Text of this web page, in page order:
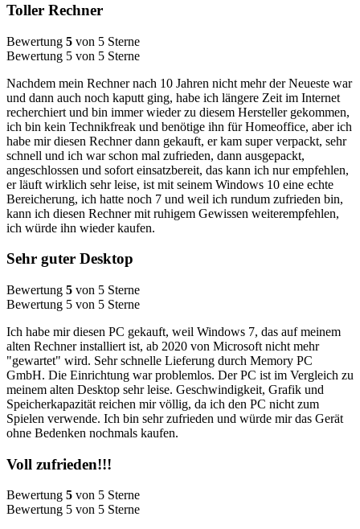
Toller Rechner
Bewertung 5 von 5 Sterne
Bewertung 5 von 5 Sterne
Nachdem mein Rechner nach 10 Jahren nicht mehr der Neueste war
und dann auch noch kaputt ging, habe ich längere Zeit im Internet
recherchiert und bin immer wieder zu diesem Hersteller gekommen,
ich bin kein Technikfreak und benötige ihn für Homeoffice, aber ich
habe mir diesen Rechner dann gekauft, er kam super verpackt, sehr
schnell und ich war schon mal zufrieden, dann ausgepackt,
angeschlossen und sofort einsatzbereit, das kann ich nur empfehlen,
er läuft wirklich sehr leise, ist mit seinem Windows 10 eine echte
Bereicherung, ich hatte noch 7 und weil ich rundum zufrieden bin,
kann ich diesen Rechner mit ruhigem Gewissen weiterempfehlen,
ich würde ihn wieder kaufen.
Sehr guter Desktop
Bewertung 5 von 5 Sterne
Bewertung 5 von 5 Sterne
Ich habe mir diesen PC gekauft, weil Windows 7, das auf meinem
alten Rechner installiert ist, ab 2020 von Microsoft nicht mehr
"gewartet" wird. Sehr schnelle Lieferung durch Memory PC
GmbH. Die Einrichtung war problemlos. Der PC ist im Vergleich zu
meinem alten Desktop sehr leise. Geschwindigkeit, Grafik und
Speicherkapazität reichen mir völlig, da ich den PC nicht zum
Spielen verwende. Ich bin sehr zufrieden und würde mir das Gerät
ohne Bedenken nochmals kaufen.
Voll zufrieden!!!
Bewertung 5 von 5 Sterne
Bewertung 5 von 5 Sterne